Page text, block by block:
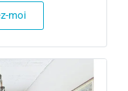
moi